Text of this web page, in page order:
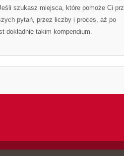
szukasz miejsca, które pomoże Ci
pytań, przez liczby i proces, aż po
dokładnie takim kompendium.